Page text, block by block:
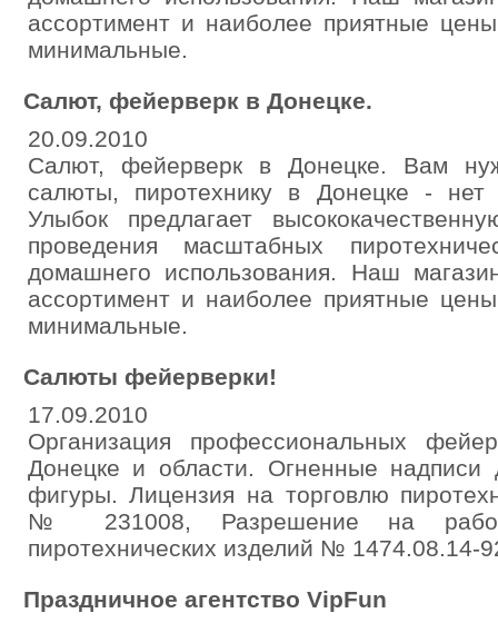
ассортимент и наиболее приятные
минимальные.
Салют, фейерверк в Донецке.
20.09.2010
Салют, фейерверк в Донецке. Вам
салюты, пиротехнику в Донецке -
Улыбок предлагает
проведения масштабных
домашнего использования. Наш
ассортимент и наиболее приятные
минимальные.
Салюты фейерверки!
17.09.2010
Организация профессиональных
Донецке и области. Огненные
фигуры. Лицензия на торговлю
№ 231008, Разрешение на
пиротехнических изделий № 1474.08.14-
Праздничное агентство VipFun